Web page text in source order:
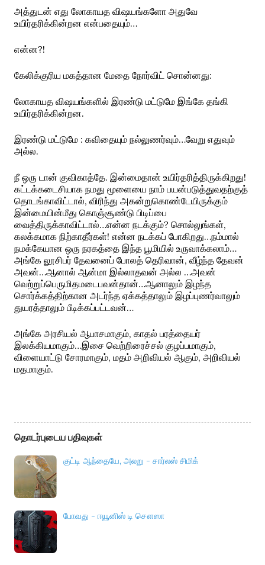
அத்துடன் எது லோகாயத விஷயங்களோ அதுவே
உயிர்தரிக்கின்றன என்பதையும்…
என்ன?!
கேலிக்குரிய மகத்தான மேதை நோர்விட் சொன்னது:
லோகாயத விஷயங்களில் இரண்டு மட்டுமே இங்கே தங்கி
உயிர்தரிக்கின்றன.
இரண்டு மட்டுமே : கவிதையும் நல்லுணர்வும்…வேறு எதுவும்
அல்ல.
நீ ஒரு டான் குவிகாத்தே. இன்மைதான் உயிர்தரித்திருக்கிறது!
கட்டக்கடைசியாக நமது மூளையை நாம் பயன்படுத்துவதற்குத்
தொடங்காவிட்டால், விரிந்து அகன்றுகொண்டேயிருக்கும்
இன்மையின்மீது கொஞ்சூண்டு பிடிப்பை
வைத்திருக்காவிட்டால்…என்ன நடக்கும்? சொல்லுங்கள்,
கலக்கமாக நிற்காதீர்கள்! என்ன நடக்கப் போகிறது…நம்மால்
நமக்கேயான ஒரு நரகத்தை இந்த பூமியில் உருவாக்கலாம்…
அங்கே லூசிபர் தேவனைப் போலத் தெரிவான், வீழ்ந்த தேவன்
அவன்…ஆனால் ஆன்மா இல்லாதவன் அல்ல …அவன்
வெற்றுப்பெருமிதமடைபவன்தான்…ஆனாலும் இழந்த
சொர்க்கத்திற்கான அடர்ந்த ஏக்கத்தாலும் இழப்புணர்வாலும்
துயரத்தாலும் பீடிக்கப்பட்டவன்…
அங்கே அரசியல் ஆபாசமாகும், காதல் பரத்தையர்
இலக்கியமாகும்…இசை வெற்றிரைச்சல் குழப்பமாகும்,
விளையாட்டு சோரமாகும், மதம் அறிவியல் ஆகும், அறிவியல்
மதமாகும்.
தொடர்புடைய பதிவுகள்
குட்டி ஆந்தையே, அலறு - சார்லஸ் சிமிக்
போவது - ஈயூனிஸ் டி சௌஸா